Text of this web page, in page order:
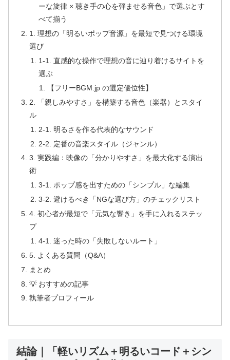
ーな旋律 × 聴き手の心を弾ませる音色」で選ぶとす
べて揃う
1. 理想の「明るいポップ音源」を最短で見つける環境
選び
1-1. 直感的な操作で理想の音に辿り着けるサイトを
選ぶ
【フリーBGM.jp の選定優位性】
2. 「親しみやすさ」を構築する音色（楽器）とスタイ
ル
2-1. 明るさを作る代表的なサウンド
2-2. 定番の音楽スタイル（ジャンル）
3. 実践編：映像の「分かりやすさ」を最大化する演出
術
3-1. ポップ感を出すための「シンプル」な編集
3-2. 避けるべき「NGな選び方」のチェックリスト
4. 初心者が最短で「元気な響き」を手に入れるステッ
プ
4-1. 迷った時の「失敗しないルート」
5. よくある質問（Q&A）
まとめ
💡 おすすめの記事
執筆者プロフィール
結論｜「軽いリズム＋明るいコード＋シン